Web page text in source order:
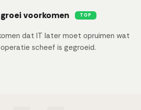
voorkomen TOP
dat IT later moet opruimen wat
scheef is gegroeid.